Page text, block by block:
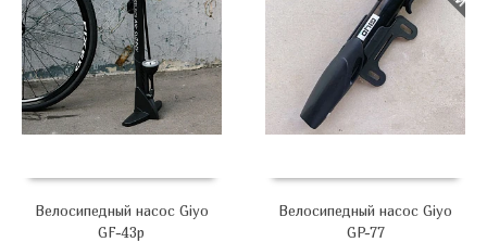
Велосипедный насос Giyo
GF-43p
Велосипедный насос Giyo
GP-77